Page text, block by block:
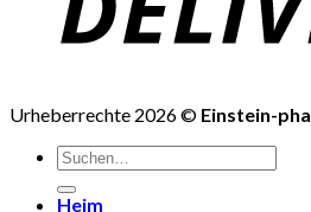
Urheberrechte 2026 © Einstein-
Suchen
nach:
Heim